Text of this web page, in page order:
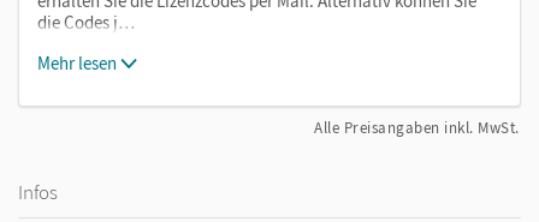
die Codes j…
Mehr lesen
Alle Preisangaben inkl. MwSt.
Infos